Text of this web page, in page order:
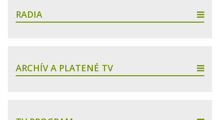
RADIA
ARCHÍV A PLATENÉ TV